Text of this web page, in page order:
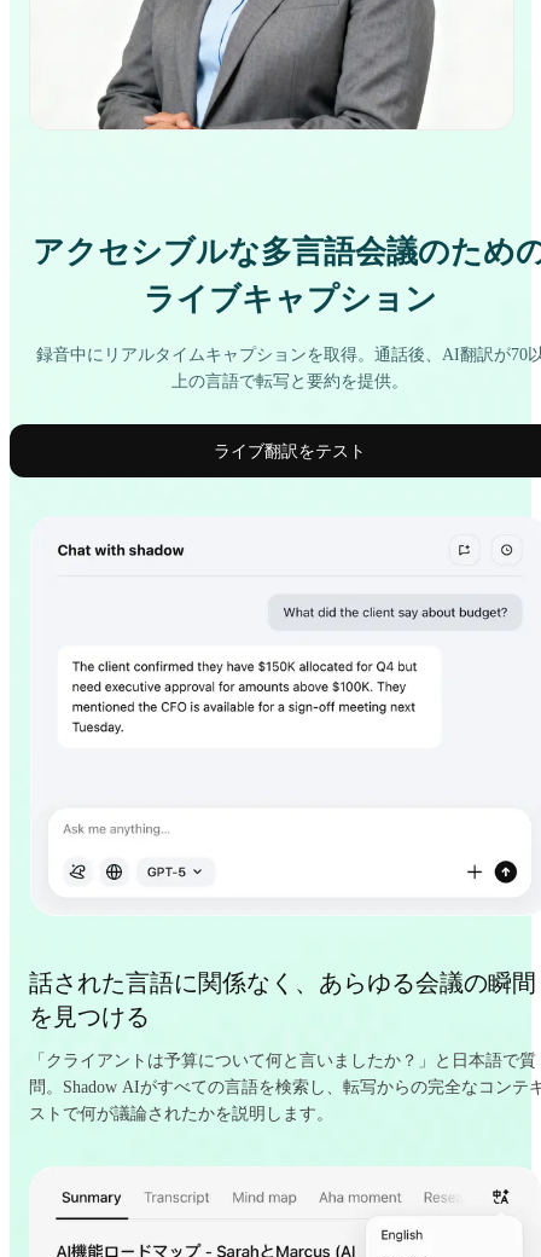
アクセシブルな多言語会議のため
ライブキャプション
録音中にリアルタイムキャプションを取得。通話後、AI翻訳が70
上の言語で転写と要約を提供。
ライブ翻訳をテスト
話された言語に関係なく、あらゆる会議の瞬間
を見つける
「クライアントは予算について何と言いましたか？」と日本語で質
問。Shadow AIがすべての言語を検索し、転写からの完全なコンテ
ストで何が議論されたかを説明します。